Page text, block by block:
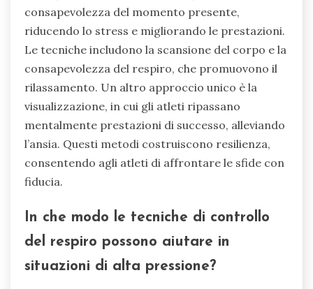
consapevolezza del momento presente,
riducendo lo stress e migliorando le prestazioni.
Le tecniche includono la scansione del corpo e la
consapevolezza del respiro, che promuovono il
rilassamento. Un altro approccio unico è la
visualizzazione, in cui gli atleti ripassano
mentalmente prestazioni di successo, alleviando
l’ansia. Questi metodi costruiscono resilienza,
consentendo agli atleti di affrontare le sfide con
fiducia.
In che modo le tecniche di controllo
del respiro possono aiutare in
situazioni di alta pressione?